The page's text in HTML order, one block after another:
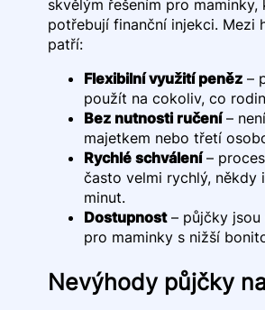
skvělým řešením pro maminky,
potřebují finanční injekci. Mezi
patří:
Flexibilní využití peněz–
použít na cokoliv, co
Bez nutnosti ručení–
majetkem nebo třetí
Rychlé schválení–
často velmi rychlý, někdy
minut.
Dostupnost– půjčky jsou
pro maminky s nižší
Nevýhody půjčky